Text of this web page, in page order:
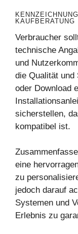
KAUFBERATUNG
Verbraucher
technische
und
die Qualität und
oder Download
sicherstellen,
kompatibel ist.
eine
zu
jedoch darauf
Systemen und
Erlebnis zu